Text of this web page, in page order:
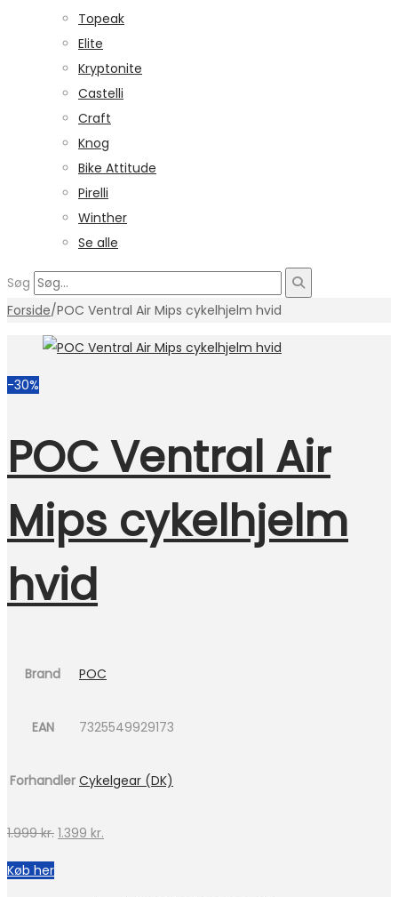
Topeak
Elite
Kryptonite
Castelli
Craft
Knog
Bike Attitude
Pirelli
Winther
Se alle
Søg
Forside/POC Ventral Air Mips cykelhjelm hvid
-30%
POC Ventral Air
Mips cykelhjelm
hvid
Brand POC
EAN 7325549929173
Forhandler Cykelgear (DK)
1.999kr. Den
1.399 kr.
Køb her